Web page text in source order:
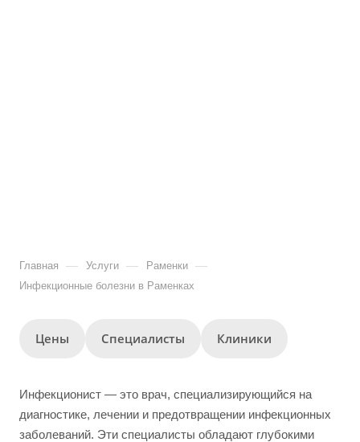
Главная — Услуги — Раменки —
Инфекционные болезни в Раменках
Цены Специалисты Клиники
Инфекционист — это врач, специализирующийся на
диагностике, лечении и предотвращении инфекционных
заболеваний. Эти специалисты обладают глубокими